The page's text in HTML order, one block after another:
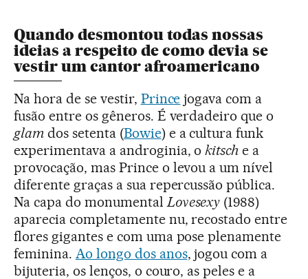
Quando desmontou todas nossas
ideias a respeito de como devia se
vestir um cantor afroamericano
Na hora de se vestir, Prince jogava com a
fusão entre os gêneros. É verdadeiro que o
glamdos setenta (Bowie) e a cultura funk
experimentava a androginia, okitsch e a
provocação, mas Prince o levou a um nível
diferente graças a sua repercussão pública.
Na capa do monumentalLovesexy (1988)
aparecia completamente nu, recostado entre
flores gigantes e com uma pose plenamente
feminina. Ao longo dos anos, jogou com a
bijuteria, os lenços, o couro, as peles e a